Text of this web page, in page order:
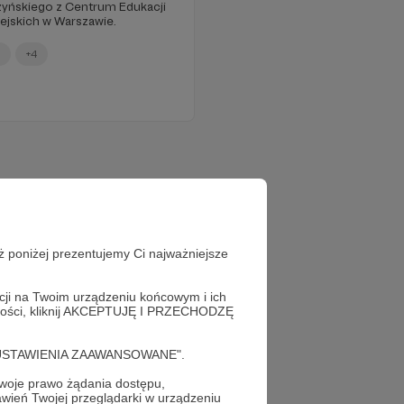
poniżej prezentujemy Ci najważniejsze
na Twoim urządzeniu końcowym i ich
kliknij AKCEPTUJĘ I PRZECHODZĘ
ZAAWANSOWANE".
prawo żądania dostępu,
Twojej przeglądarki w urządzeniu
z Centrum Edukacji
w Warszawie.
+4